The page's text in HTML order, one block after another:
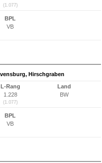
(1.077)
BPL
VB
Hirschgraben
L-Rang
1.228
(1.077)
Land
BW
BPL
VB